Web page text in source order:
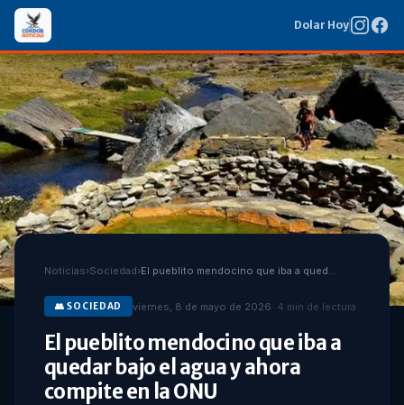
Dolar Hoy
Noticias›Sociedad› El pueblito mendocino que iba a quedar bajo el agua y ahora compite en la ONU
👥 SOCIEDAD viernes, 8 de mayo de 2026· 4 min de lectura
El pueblito mendocino que iba a
quedar bajo el agua y ahora
compite en la ONU